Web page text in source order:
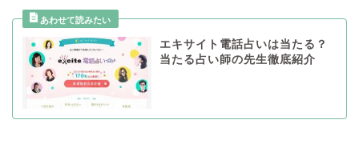
エキサイト電話占いは当たる？
当たる占い師の先生徹底紹介